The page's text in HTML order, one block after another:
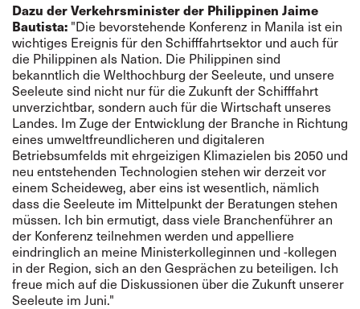
Dazu der Verkehrsminister der Philippinen Jaime
Bautista: "Die bevorstehende Konferenz in Manila ist ein
wichtiges Ereignis für den Schifffahrtsektor und auch für
die Philippinen als Nation. Die Philippinen sind
bekanntlich die Welthochburg der Seeleute, und unsere
Seeleute sind nicht nur für die Zukunft der Schifffahrt
unverzichtbar, sondern auch für die Wirtschaft unseres
Landes. Im Zuge der Entwicklung der Branche in Richtung
eines umweltfreundlicheren und digitaleren
Betriebsumfelds mit ehrgeizigen Klimazielen bis 2050 und
neu entstehenden Technologien stehen wir derzeit vor
einem Scheideweg, aber eins ist wesentlich, nämlich
dass die Seeleute im Mittelpunkt der Beratungen stehen
müssen. Ich bin ermutigt, dass viele Branchenführer an
der Konferenz teilnehmen werden und appelliere
eindringlich an meine Ministerkolleginnen und -kollegen
in der Region, sich an den Gesprächen zu beteiligen. Ich
freue mich auf die Diskussionen über die Zukunft unserer
Seeleute im Juni."